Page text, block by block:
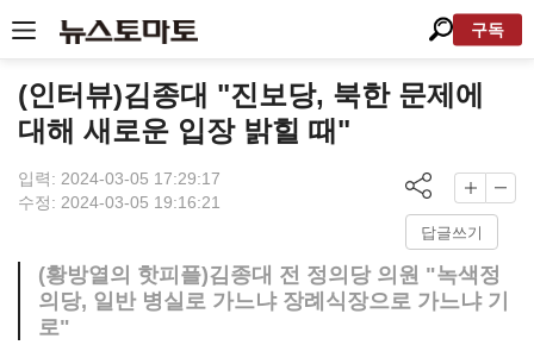
구독
(인터뷰)김종대 "진보당, 북한 문제에
대해 새로운 입장 밝힐 때"
입력: 2024-03-05 17:29:17
수정: 2024-03-05 19:16:21
답글쓰기
(황방열의 핫피플)김종대 전 정의당 의원 "녹색정
의당, 일반 병실로 가느냐 장례식장으로 가느냐 기
로"